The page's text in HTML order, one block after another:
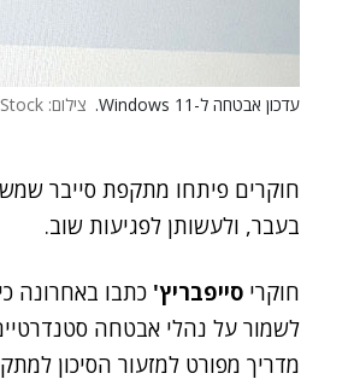
עדכון אבטחה ל-Windows 11. צילום: ShutterStock
בעבר, ולעשותן לפגיעות שוב.
חוקרי סייפבריץ' כתבו באחרונה
לשמור על נהלי אבטחה
מדריך מפורט למזעור הסיכון